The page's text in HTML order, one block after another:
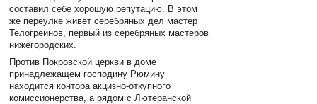
составил себе хорошую репутацию. В этом
же переулке живет серебряных дел мастер
Телогреинов, первый из серебряных мастеров
нижегородских.
Против Покровской церкви в доме
принадлежащем господину Рюмину
находится контора акцизно-откупного
комиссионерства, а рядом с Лютеранской